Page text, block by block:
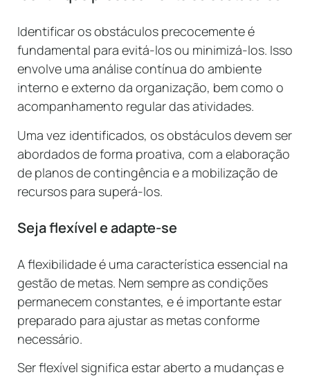
Identificar os obstáculos precocemente é
fundamental para evitá-los ou minimizá-los. Isso
envolve uma análise contínua do ambiente
interno e externo da organização, bem como o
acompanhamento regular das atividades.
Uma vez identificados, os obstáculos devem ser
abordados de forma proativa, com a elaboração
de planos de contingência e a mobilização de
recursos para superá-los.
Seja flexível e adapte-se
A flexibilidade é uma característica essencial na
gestão de metas. Nem sempre as condições
permanecem constantes, e é importante estar
preparado para ajustar as metas conforme
necessário.
Ser flexível significa estar aberto a mudanças e